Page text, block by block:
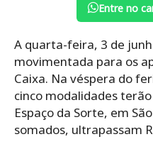
Entre no
A quarta-feira, 3 de
movimentada para os
Caixa. Na véspera do
cinco modalidades
Espaço da Sorte, em
somados, ultrapassam